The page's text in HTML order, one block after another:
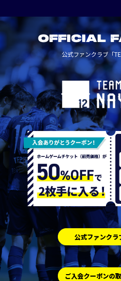
OFFICIAL
公式ファンクラブ「
公式ファンクラ
ご入会クーポンの